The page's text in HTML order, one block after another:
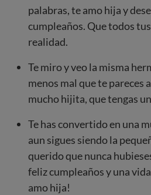
palabras, te amo hija y
cumpleaños. Que todos
realidad.
Te miro y veo la misma
menos mal que te pareces
mucho hijita, que tengas
Te has convertido en una
aun sigues siendo la
querido que nunca
feliz cumpleaños y una
amo hija!